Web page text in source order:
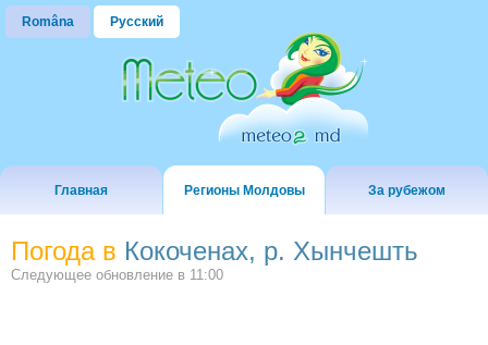
Româna Русский
Главная Регионы Молдовы За рубежом
Погода в Кокоченах, р. Хынчешть
Следующее обновление в 11:00